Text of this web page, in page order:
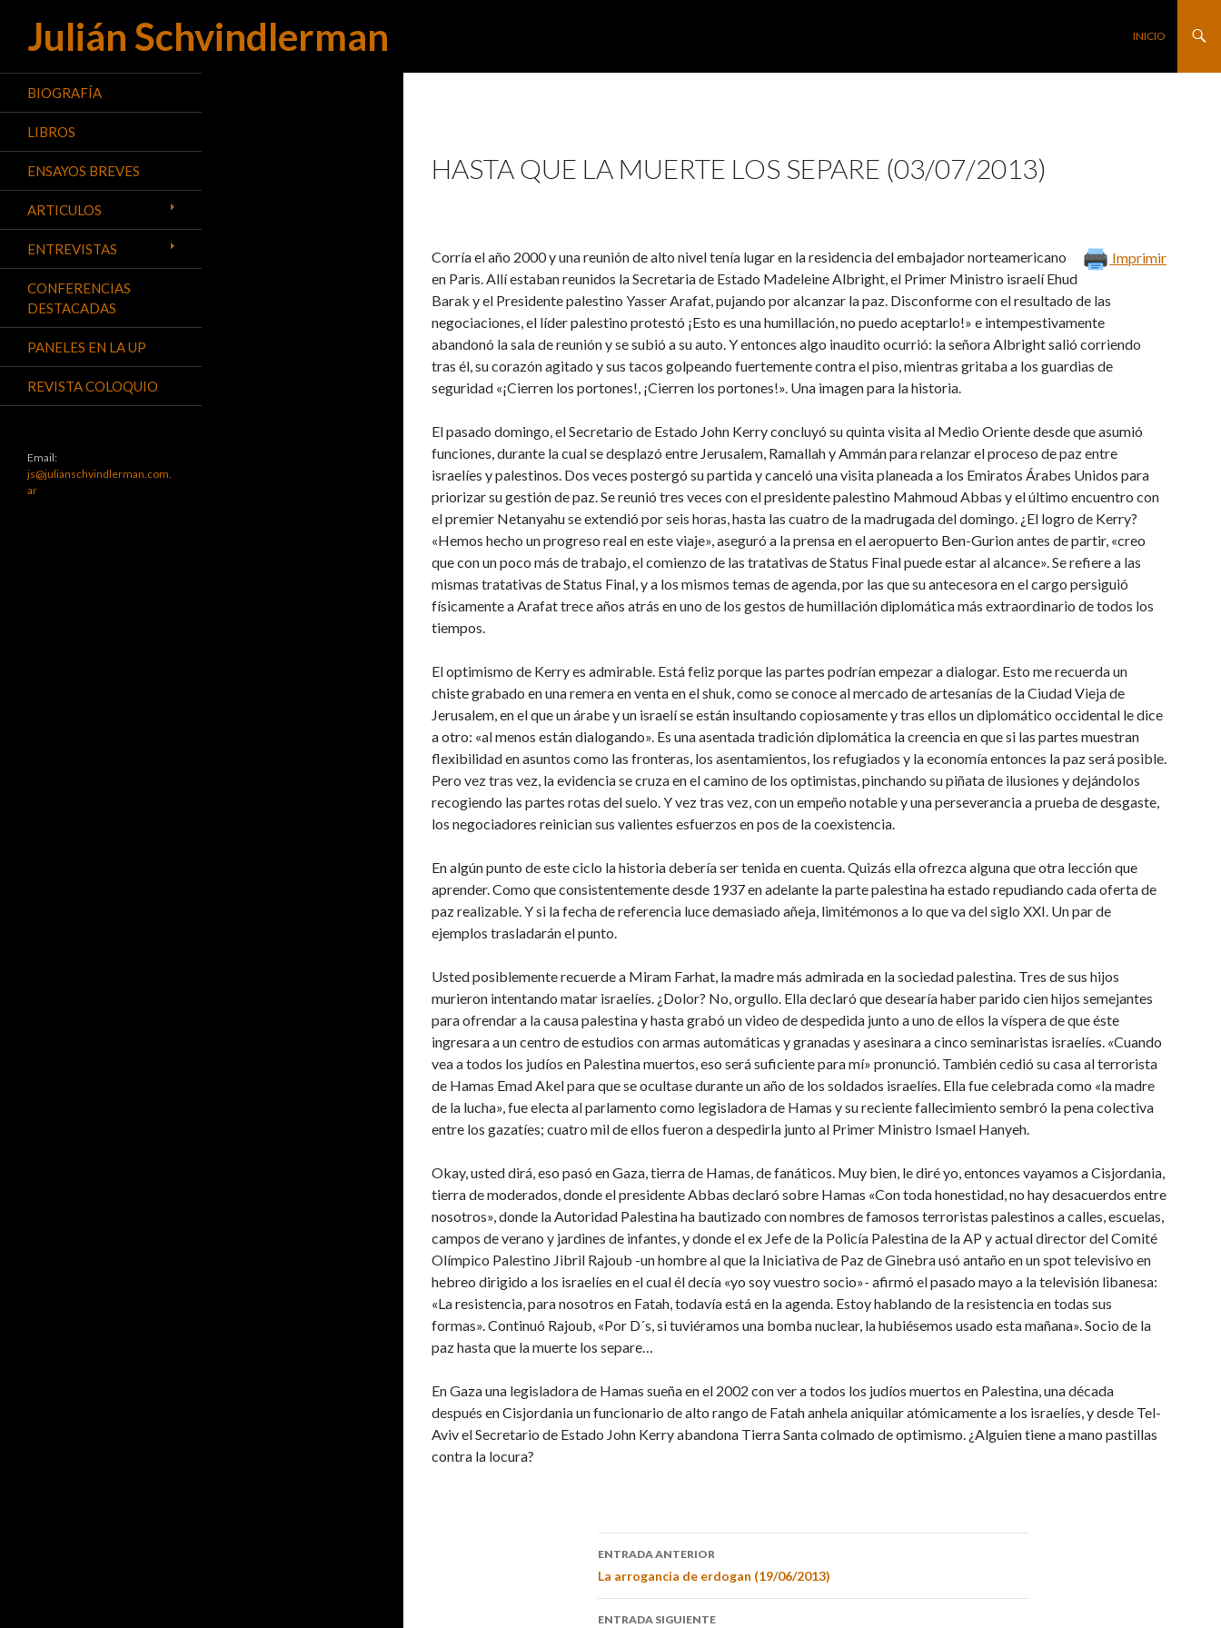
Julián Schvindlerman
Buscar SALTAR AL
INICIO
HASTA QUE LA MUERTE LOS SEPARE (03/07/2013)
Imprimir
Corría el año 2000 y una reunión de alto nivel tenía lugar en la residencia del embajador norteamericano
en Paris. Allí estaban reunidos la Secretaria de Estado Madeleine Albright, el Primer Ministro israelí Ehud
Barak y el Presidente palestino Yasser Arafat, pujando por alcanzar la paz. Disconforme con el resultado de las
negociaciones, el líder palestino protestó ¡Esto es una humillación, no puedo aceptarlo!» e intempestivamente
abandonó la sala de reunión y se subió a su auto. Y entonces algo inaudito ocurrió: la señora Albright salió corriendo
tras él, su corazón agitado y sus tacos golpeando fuertemente contra el piso, mientras gritaba a los guardias de
seguridad «¡Cierren los portones!, ¡Cierren los portones!». Una imagen para la historia.
El pasado domingo, el Secretario de Estado John Kerry concluyó su quinta visita al Medio Oriente desde que asumió
funciones, durante la cual se desplazó entre Jerusalem, Ramallah y Ammán para relanzar el proceso de paz entre
israelíes y palestinos. Dos veces postergó su partida y canceló una visita planeada a los Emiratos Árabes Unidos para
priorizar su gestión de paz. Se reunió tres veces con el presidente palestino Mahmoud Abbas y el último encuentro con
el premier Netanyahu se extendió por seis horas, hasta las cuatro de la madrugada del domingo. ¿El logro de Kerry?
«Hemos hecho un progreso real en este viaje», aseguró a la prensa en el aeropuerto Ben-Gurion antes de partir, «creo
que con un poco más de trabajo, el comienzo de las tratativas de Status Final puede estar al alcance». Se refiere a las
mismas tratativas de Status Final, y a los mismos temas de agenda, por las que su antecesora en el cargo persiguió
físicamente a Arafat trece años atrás en uno de los gestos de humillación diplomática más extraordinario de todos los
tiempos.
El optimismo de Kerry es admirable. Está feliz porque las partes podrían empezar a dialogar. Esto me recuerda un
chiste grabado en una remera en venta en el shuk, como se conoce al mercado de artesanías de la Ciudad Vieja de
Jerusalem, en el que un árabe y un israelí se están insultando copiosamente y tras ellos un diplomático occidental le dice
a otro: «al menos están dialogando». Es una asentada tradición diplomática la creencia en que si las partes muestran
flexibilidad en asuntos como las fronteras, los asentamientos, los refugiados y la economía entonces la paz será posible.
Pero vez tras vez, la evidencia se cruza en el camino de los optimistas, pinchando su piñata de ilusiones y dejándolos
recogiendo las partes rotas del suelo. Y vez tras vez, con un empeño notable y una perseverancia a prueba de desgaste,
los negociadores reinician sus valientes esfuerzos en pos de la coexistencia.
En algún punto de este ciclo la historia debería ser tenida en cuenta. Quizás ella ofrezca alguna que otra lección que
aprender. Como que consistentemente desde 1937 en adelante la parte palestina ha estado repudiando cada oferta de
paz realizable. Y si la fecha de referencia luce demasiado añeja, limitémonos a lo que va del siglo XXI. Un par de
ejemplos trasladarán el punto.
Usted posiblemente recuerde a Miram Farhat, la madre más admirada en la sociedad palestina. Tres de sus hijos
murieron intentando matar israelíes. ¿Dolor? No, orgullo. Ella declaró que desearía haber parido cien hijos semejantes
para ofrendar a la causa palestina y hasta grabó un video de despedida junto a uno de ellos la víspera de que éste
ingresara a un centro de estudios con armas automáticas y granadas y asesinara a cinco seminaristas israelíes. «Cuando
vea a todos los judíos en Palestina muertos, eso será suficiente para mí» pronunció. También cedió su casa al terrorista
de Hamas Emad Akel para que se ocultase durante un año de los soldados israelíes. Ella fue celebrada como «la madre
de la lucha», fue electa al parlamento como legisladora de Hamas y su reciente fallecimiento sembró la pena colectiva
entre los gazatíes; cuatro mil de ellos fueron a despedirla junto al Primer Ministro Ismael Hanyeh.
Okay, usted dirá, eso pasó en Gaza, tierra de Hamas, de fanáticos. Muy bien, le diré yo, entonces vayamos a Cisjordania,
tierra de moderados, donde el presidente Abbas declaró sobre Hamas «Con toda honestidad, no hay desacuerdos entre
nosotros», donde la Autoridad Palestina ha bautizado con nombres de famosos terroristas palestinos a calles, escuelas,
campos de verano y jardines de infantes, y donde el ex Jefe de la Policía Palestina de la AP y actual director del Comité
Olímpico Palestino Jibril Rajoub -un hombre al que la Iniciativa de Paz de Ginebra usó antaño en un spot televisivo en
hebreo dirigido a los israelíes en el cual él decía «yo soy vuestro socio»- afirmó el pasado mayo a la televisión libanesa:
«La resistencia, para nosotros en Fatah, todavía está en la agenda. Estoy hablando de la resistencia en todas sus
formas». Continuó Rajoub, «Por D´s, si tuviéramos una bomba nuclear, la hubiésemos usado esta mañana». Socio de la
paz hasta que la muerte los separe…
En Gaza una legisladora de Hamas sueña en el 2002 con ver a todos los judíos muertos en Palestina, una década
después en Cisjordania un funcionario de alto rango de Fatah anhela aniquilar atómicamente a los israelíes, y desde Tel-
Aviv el Secretario de Estado John Kerry abandona Tierra Santa colmado de optimismo. ¿Alguien tiene a mano pastillas
contra la locura?
ENTRADA ANTERIOR
La arrogancia de erdogan (19/06/2013)
ENTRADA SIGUIENTE
BIOGRAFÍA
LIBROS
ENSAYOS BREVES
ARTICULOS
ENTREVISTAS
CONFERENCIAS
DESTACADAS
PANELES EN LA UP
REVISTA COLOQUIO
Email:
js@julianschvindlerman.com.
ar